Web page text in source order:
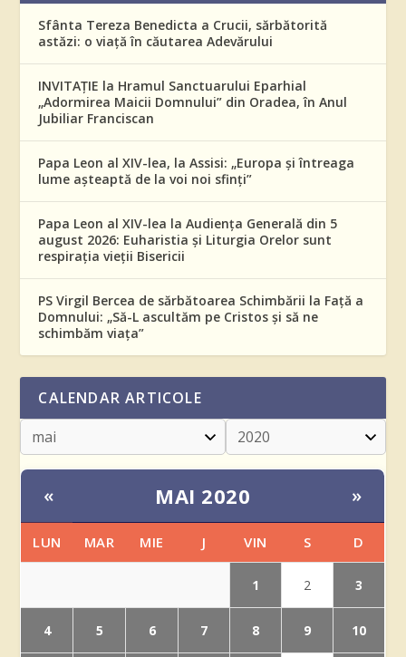
Sfânta Tereza Benedicta a Crucii, sărbătorită
astăzi: o viață în căutarea Adevărului
INVITAȚIE la Hramul Sanctuarului Eparhial
„Adormirea Maicii Domnului” din Oradea, în Anul
Jubiliar Franciscan
Papa Leon al XIV-lea, la Assisi: „Europa și întreaga
lume așteaptă de la voi noi sfinți”
Papa Leon al XIV-lea la Audiența Generală din 5
august 2026: Euharistia și Liturgia Orelor sunt
respirația vieții Bisericii
PS Virgil Bercea de sărbătoarea Schimbării la Față a
Domnului: „Să-L ascultăm pe Cristos și să ne
schimbăm viața”
CALENDAR ARTICOLE
« MAI 2020 »
LUN MAR MIE J VIN S D
1 2 3
4 5 6 7 8 9 10